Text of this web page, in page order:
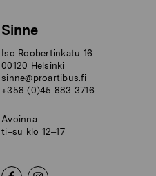
Sinne
Iso Roobertinkatu 16
00120 Helsinki
sinne@proartibus.fi
+358 (0)45 883 3716
Avoinna
ti–su klo 12–17